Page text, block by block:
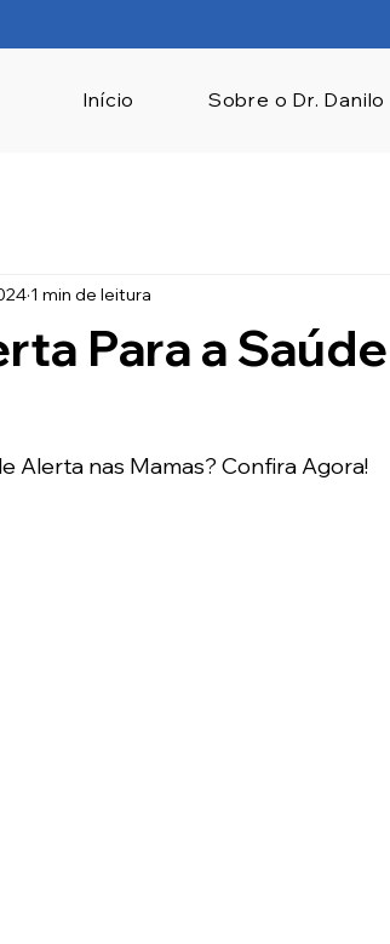
Início Sobre o Dr. Danilo
Para a
1 min de leitura
Alerta nas Mamas? Confira Agora!